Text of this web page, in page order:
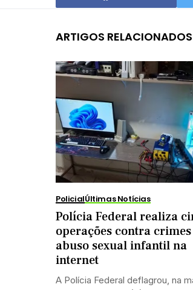
ARTIGOS RELACIONADOS
PolicialÚltimas Notícias
Polícia Federal realiza
operações contra
abuso sexual infantil na
internet
A Polícia Federal deflagrou, na